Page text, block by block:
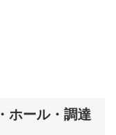
ホール・調達